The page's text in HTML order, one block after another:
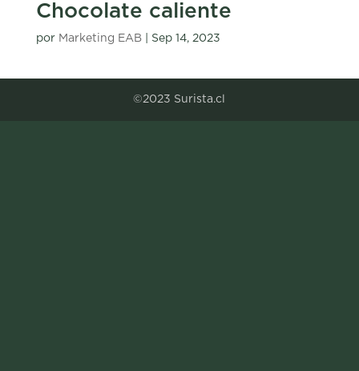
Chocolate caliente
por Marketing EAB| Sep 14, 2023
©2023 Surista.cl